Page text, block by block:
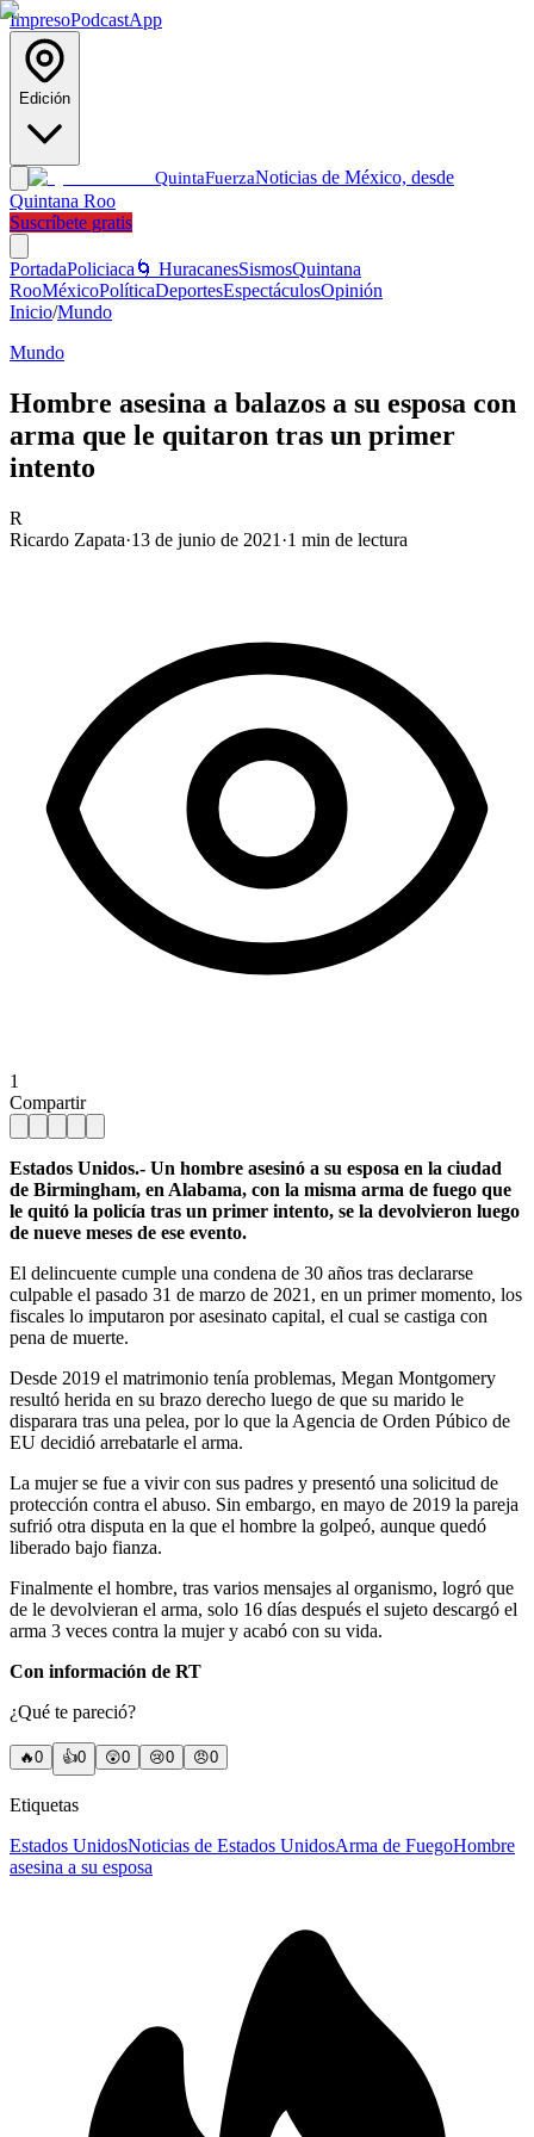
ImpresoPodcastApp
Edición
QuintaFuerzaNoticias de México, desde
Quintana Roo
Suscríbete gratis
PortadaPoliciaca 🌀 HuracanesSismosQuintana
RooMéxicoPolíticaDeportesEspectáculosOpinión
Inicio/Mundo
Mundo
Hombre asesina a balazos a su esposa con
arma que le quitaron tras un primer
intento
R
Ricardo Zapata·13 de junio de 2021 ·1 min de lectura
1
Compartir
Estados Unidos.- Un hombre asesinó a su esposa en la ciudad
de Birmingham, en Alabama, con la misma arma de fuego que
le quitó la policía tras un primer intento, se la devolvieron luego
de nueve meses de ese evento.
El delincuente cumple una condena de 30 años tras declararse
culpable el pasado 31 de marzo de 2021, en un primer momento, los
fiscales lo imputaron por asesinato capital, el cual se castiga con
pena de muerte.
Desde 2019 el matrimonio tenía problemas, Megan Montgomery
resultó herida en su brazo derecho luego de que su marido le
disparara tras una pelea, por lo que la Agencia de Orden Púbico de
EU decidió arrebatarle el arma.
La mujer se fue a vivir con sus padres y presentó una solicitud de
protección contra el abuso. Sin embargo, en mayo de 2019 la pareja
sufrió otra disputa en la que el hombre la golpeó, aunque quedó
liberado bajo fianza.
Finalmente el hombre, tras varios mensajes al organismo, logró que
de le devolvieran el arma, solo 16 días después el sujeto descargó el
arma 3 veces contra la mujer y acabó con su vida.
Con información de RT
¿Qué te pareció?
🔥0 👍0 😲0 😢0 😠0
Etiquetas
Estados UnidosNoticias de Estados UnidosArma de FuegoHombre
asesina a su esposa